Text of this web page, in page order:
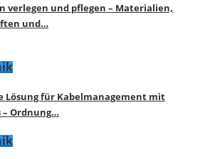
verlegen und pflegen – Materialien,
und…
Lösung für Kabelmanagement mit
– Ordnung…